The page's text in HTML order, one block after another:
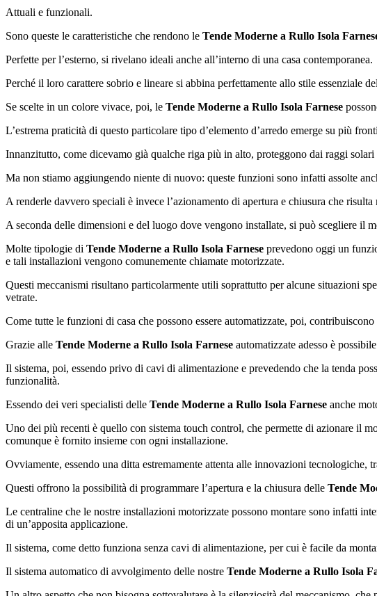
Attuali e funzionali.
Sono queste le caratteristiche che rendono le Tende Moderne a Rullo Isola
Perfette per l’esterno, si rivelano ideali anche all’interno di una casa contemporanea.
Perché il loro carattere sobrio e lineare si abbina perfettamente allo stile essenziale
Se scelte in un colore vivace, poi, le Tende Moderne a Rullo Isola Farnese
L’estrema praticità di questo particolare tipo d’elemento d’arredo emerge su più
Innanzitutto, come dicevamo già qualche riga più in alto, proteggono dai raggi solari
Ma non stiamo aggiungendo niente di nuovo: queste funzioni sono infatti assolte
A renderle davvero speciali è invece l’azionamento di apertura e chiusura che
A seconda delle dimensioni e del luogo dove vengono installate, si può scegliere il
Molte tipologie di Tende Moderne a Rullo Isola Farnese prevedono oggi un
e tali installazioni vengono comunemente chiamate motorizzate.
Questi meccanismi risultano particolarmente utili soprattutto per alcune situazioni
vetrate.
Come tutte le funzioni di casa che possono essere automatizzate, poi,
Grazie alle Tende Moderne a Rullo Isola Farnese automatizzate adesso è
Il sistema, poi, essendo privo di cavi di alimentazione e prevedendo che la tenda
funzionalità.
Essendo dei veri specialisti delle Tende Moderne a Rullo Isola Farnese anche
Uno dei più recenti è quello con sistema touch control, che permette di azionare il
comunque è fornito insieme con ogni installazione.
Ovviamente, essendo una ditta estremamente attenta alle innovazioni tecnologiche,
Questi offrono la possibilità di programmare l’apertura e la chiusura delle Tende
Le centraline che le nostre installazioni motorizzate possono montare sono infatti
di un’apposita applicazione.
Il sistema, come detto funziona senza cavi di alimentazione, per cui è facile da
Il sistema automatico di avvolgimento delle nostre Tende Moderne a Rullo Isola